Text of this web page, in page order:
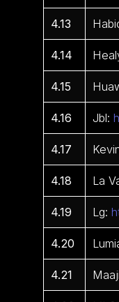
4.13
4.14
4.15
4.16 Jbl:
4.17
4.18 La
4.19 Lg:
4.20
4.21